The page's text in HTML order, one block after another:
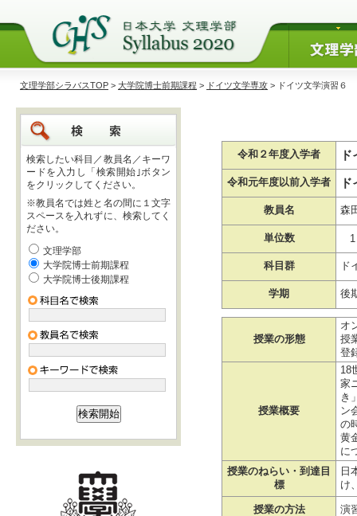
文理学部シラバスTOP > 大学院博士前期課程 > ドイツ文学専攻 > ドイツ文学演習６
検索したい科目／教員名／キーワ
ードを入力し「検索開始｣ボタン
をクリックしてください。
※教員名では姓と名の間に１文字
スペースを入れずに、検索してく
ださい。
文理学部
大学院博士前期課程
大学院博士後期課程
令和２年度入学者
令和元年度以前入学者
教員名 森
単位数 1
科目群 ド
学期 後
授業の形態
オ
授
登
授業概要
18
家
き
ン
の
黄
に
授業のねらい・到達目
標
日
け
授業の方法 演